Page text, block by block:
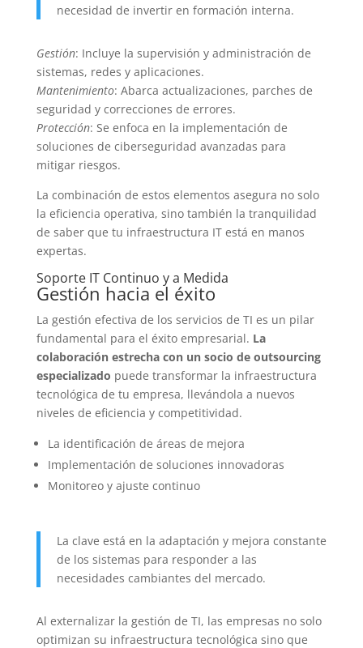
necesidad de invertir en formación interna.
Gestión: Incluye la supervisión y administración de
sistemas, redes y aplicaciones.
Mantenimiento: Abarca actualizaciones, parches de
seguridad y correcciones de errores.
Protección: Se enfoca en la implementación de
soluciones de ciberseguridad avanzadas para
mitigar riesgos.
La combinación de estos elementos asegura no solo
la eficiencia operativa, sino también la tranquilidad
de saber que tu infraestructura IT está en manos
expertas.
Soporte IT Continuo y a Medida
Gestión hacia el éxito
La gestión efectiva de los servicios de TI es un pilar
fundamental para el éxito empresarial. La
colaboración estrecha con un socio de outsourcing
especializado puede transformar la infraestructura
tecnológica de tu empresa, llevándola a nuevos
niveles de eficiencia y competitividad.
La identificación de áreas de mejora
Implementación de soluciones innovadoras
Monitoreo y ajuste continuo
La clave está en la adaptación y mejora constante
de los sistemas para responder a las
necesidades cambiantes del mercado.
Al externalizar la gestión de TI, las empresas no solo
optimizan su infraestructura tecnológica sino que